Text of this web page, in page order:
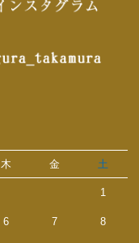
木 金 土
1
6 7 8